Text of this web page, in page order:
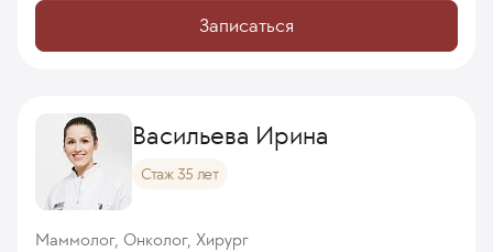
Записаться
Васильева Ирина
Стаж 35 лет
Маммолог, Онколог, Хирург